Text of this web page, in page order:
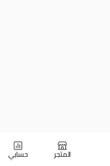
المتجر حسابي